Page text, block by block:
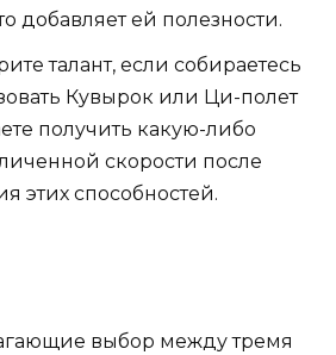
добавляет ей полезности.
талант, если собираетесь
Кувырок или Ци-полет
получить какую-либо
скорости после
этих способностей.
выбор между тремя